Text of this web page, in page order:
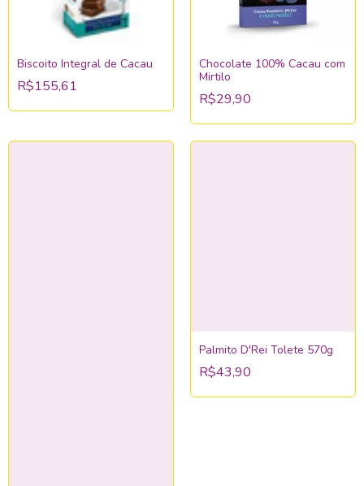
Biscoito Integral de Cacau
R$155,61
Chocolate 100% Cacau com
Mirtilo
R$29,90
Palmito D'Rei Tolete 570g
R$43,90